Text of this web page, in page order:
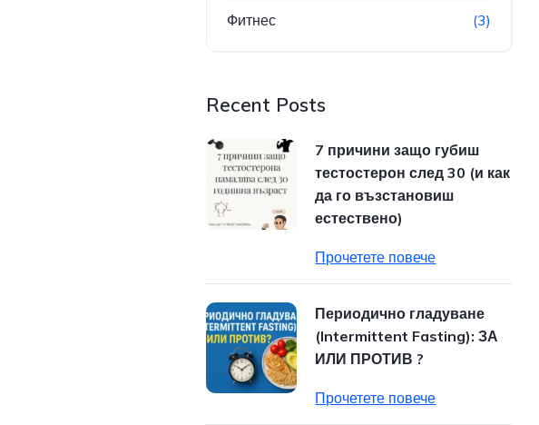
Фитнес (3)
Recent Posts
7 причини защо губиш
тестостерон след 30 (и как
да го възстановиш
естествено)
Прочетете повече
Периодично гладуване
(Intermittent Fasting): ЗА
ИЛИ ПРОТИВ ?
Прочетете повече